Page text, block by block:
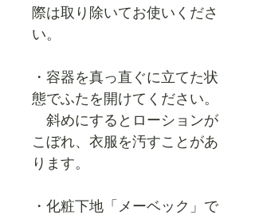
際は取り除いてお使いくださ
い。
・容器を真っ直ぐに立てた状
態でふたを開けてください。
斜めにするとローションが
こぼれ、衣服を汚すことがあ
ります。
・化粧下地 「メーベック」 で